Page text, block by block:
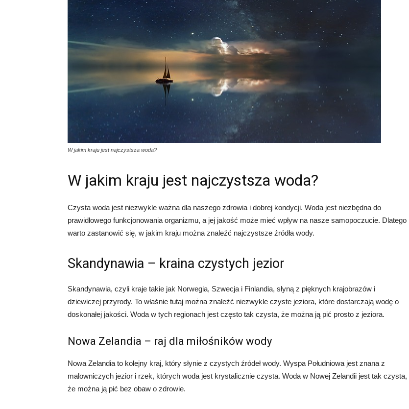
W jakim kraju jest najczystsza woda?
W jakim kraju jest najczystsza woda?
Czysta woda jest niezwykle ważna dla naszego zdrowia i dobrej kondycji. Woda jest niezbędna do
prawidłowego funkcjonowania organizmu, a jej jakość może mieć wpływ na nasze samopoczucie. Dlatego
warto zastanowić się, w jakim kraju można znaleźć najczystsze źródła wody.
Skandynawia – kraina czystych jezior
Skandynawia, czyli kraje takie jak Norwegia, Szwecja i Finlandia, słyną z pięknych krajobrazów i
dziewiczej przyrody. To właśnie tutaj można znaleźć niezwykle czyste jeziora, które dostarczają wodę o
doskonałej jakości. Woda w tych regionach jest często tak czysta, że można ją pić prosto z jeziora.
Nowa Zelandia – raj dla miłośników wody
Nowa Zelandia to kolejny kraj, który słynie z czystych źródeł wody. Wyspa Południowa jest znana z
malowniczych jezior i rzek, których woda jest krystalicznie czysta. Woda w Nowej Zelandii jest tak czysta,
że można ją pić bez obaw o zdrowie.